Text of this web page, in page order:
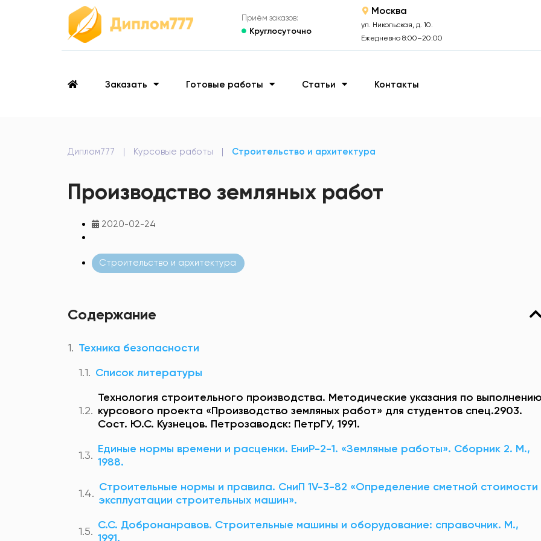
Приём заказов:
Круглосуточно
Москва
ул. Никольская, д. 10.
Ежедневно 8:00–20:00
Заказать Готовые работы Статьи Контакты
Диплом777 | Курсовые работы | Строительство и архитектура
Производство земляных работ
2020-02-24
Строительство и архитектура
Содержание
Техника безопасности
Список литературы
Технология строительного производства. Методические указания по
курсового проекта «Производство земляных работ» для студентов спец.2903.
Сост. Ю.С. Кузнецов. Петрозаводск: ПетрГУ, 1991.
Единые нормы времени и расценки. ЕниР-2-1. «Земляные работы». Сборник 2. М.,
1988.
Строительные нормы и правила. СниП 1V-3-82 «Определение сметной стоимости
эксплуатации строительных машин».
С.С. Добронанравов. Строительные машины и оборудование: справочник. М.,
1991.